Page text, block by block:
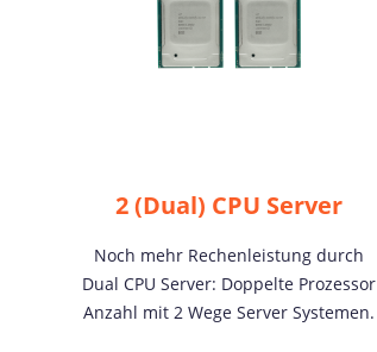
2 (Dual) CPU Server
Noch mehr Rechenleistung durch
Dual CPU Server: Doppelte Prozessor
Anzahl mit 2 Wege Server Systemen.